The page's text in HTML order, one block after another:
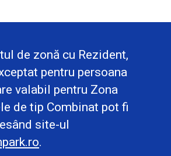
de zonă cu Rezident,
pentru persoana
valabil pentru Zona
de tip Combinat pot fi
site-ul
.